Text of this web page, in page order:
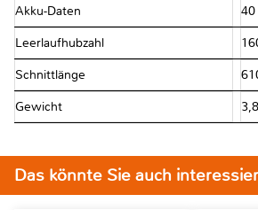
Akku-Daten 40
Leerlaufhubzahl
Schnittlänge
Gewicht
Das könnte Sie auch